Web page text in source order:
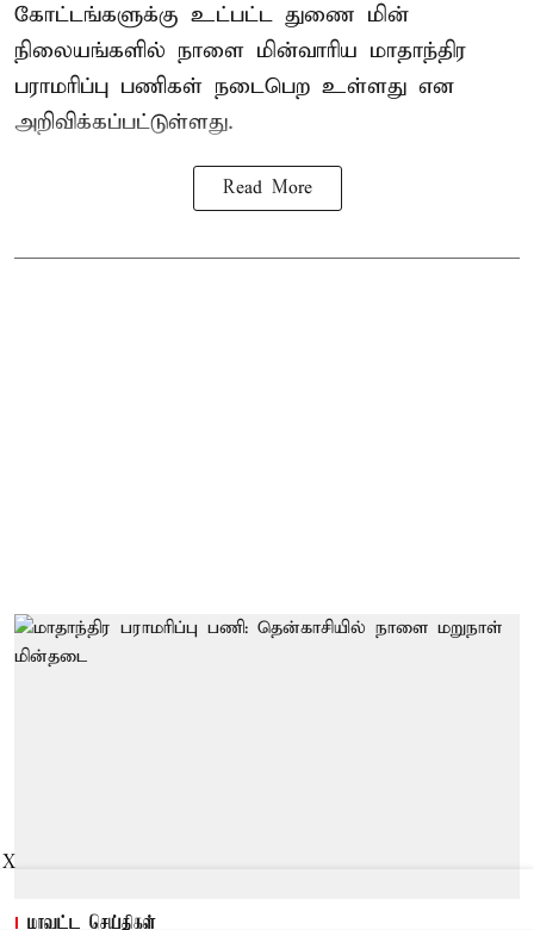
கோட்டங்களுக்கு உட்பட்ட துணை மின்
நிலையங்களில் நாளை மின்வாரிய மாதாந்திர
பராமரிப்பு பணிகள் நடைபெற உள்ளது என
அறிவிக்கப்பட்டுள்ளது.
Read More
மாவட்ட செய்திகள்
X